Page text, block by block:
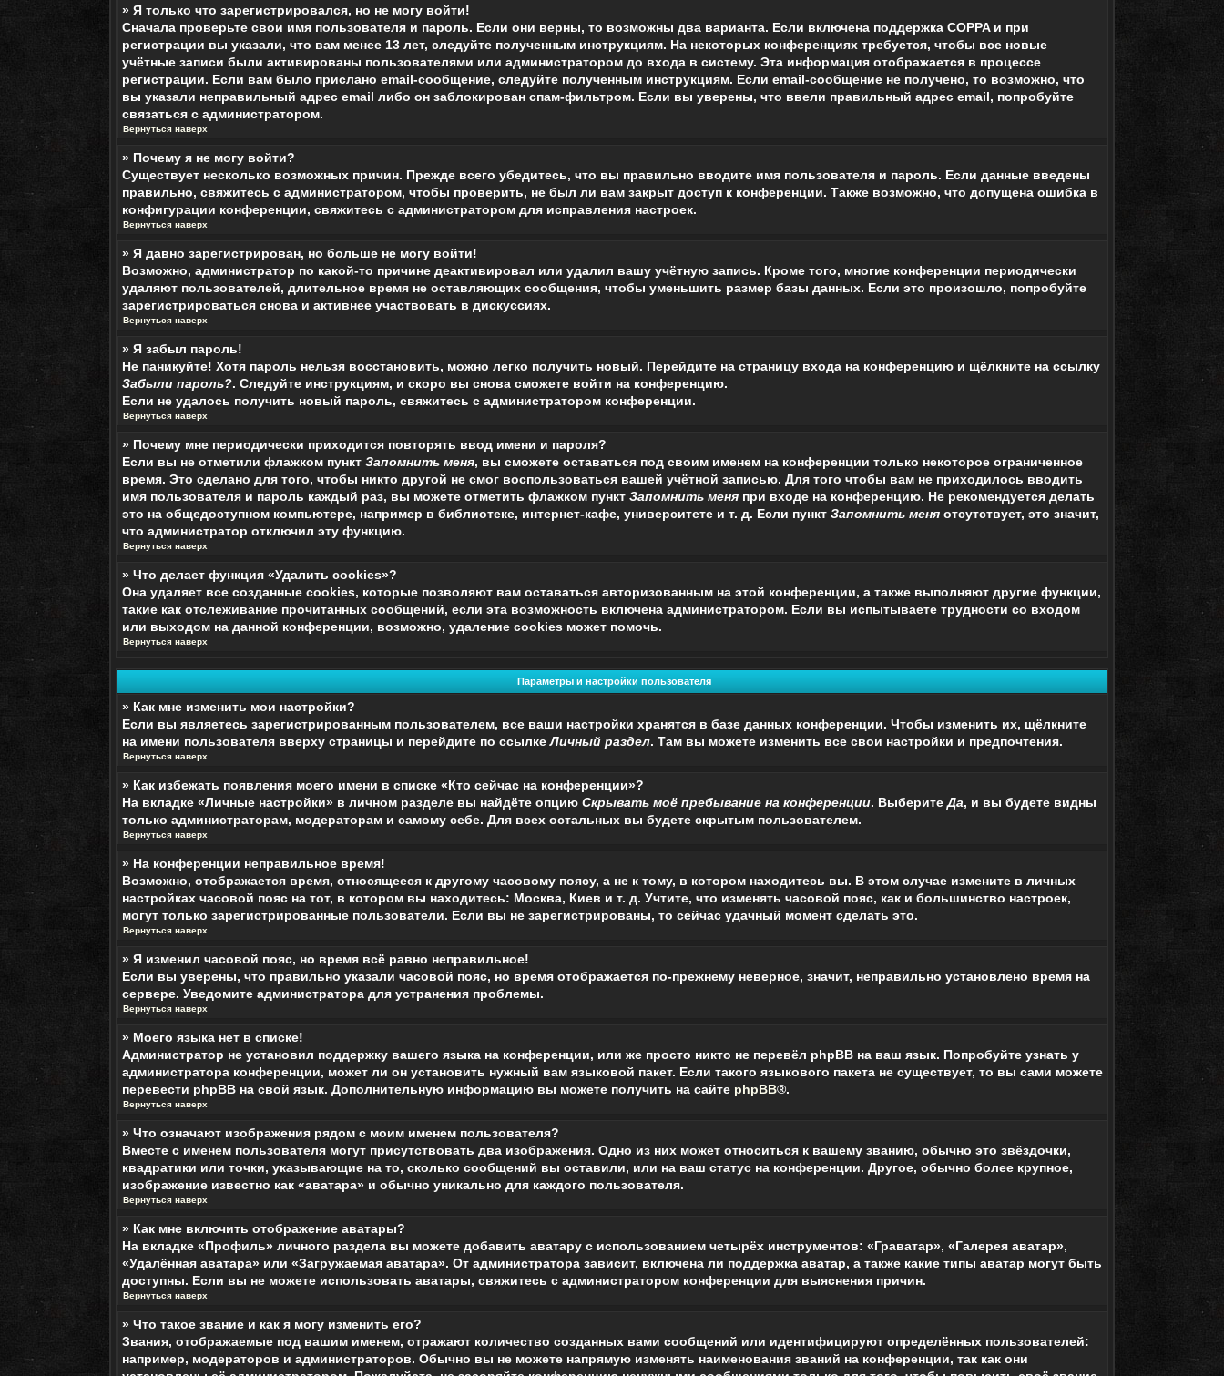
» Я только что зарегистрировался, но не могу войти!
Сначала проверьте свои имя пользователя и пароль. Если они верны, то возможны два варианта. Если включена поддержка COPPA и при
регистрации вы указали, что вам менее 13 лет, следуйте полученным инструкциям. На некоторых конференциях требуется, чтобы все новые
учётные записи были активированы пользователями или администратором до входа в систему. Эта информация отображается в процессе
регистрации. Если вам было прислано email-сообщение, следуйте полученным инструкциям. Если email-сообщение не получено, то возможно, что
вы указали неправильный адрес email либо он заблокирован спам-фильтром. Если вы уверены, что ввели правильный адрес email, попробуйте
связаться с администратором.
Вернуться наверх
» Почему я не могу войти?
Существует несколько возможных причин. Прежде всего убедитесь, что вы правильно вводите имя пользователя и пароль. Если данные введены
правильно, свяжитесь с администратором, чтобы проверить, не был ли вам закрыт доступ к конференции. Также возможно, что допущена ошибка в
конфигурации конференции, свяжитесь с администратором для исправления настроек.
Вернуться наверх
» Я давно зарегистрирован, но больше не могу войти!
Возможно, администратор по какой-то причине деактивировал или удалил вашу учётную запись. Кроме того, многие конференции периодически
удаляют пользователей, длительное время не оставляющих сообщения, чтобы уменьшить размер базы данных. Если это произошло, попробуйте
зарегистрироваться снова и активнее участвовать в дискуссиях.
Вернуться наверх
» Я забыл пароль!
Не паникуйте! Хотя пароль нельзя восстановить, можно легко получить новый. Перейдите на страницу входа на конференцию и щёлкните на ссылку
Забыли пароль?. Следуйте инструкциям, и скоро вы снова сможете войти на конференцию.
Если не удалось получить новый пароль, свяжитесь с администратором конференции.
Вернуться наверх
» Почему мне периодически приходится повторять ввод имени и пароля?
Если вы не отметили флажком пункт Запомнить меня, вы сможете оставаться под своим именем на конференции только некоторое ограниченное
время. Это сделано для того, чтобы никто другой не смог воспользоваться вашей учётной записью. Для того чтобы вам не приходилось вводить
имя пользователя и пароль каждый раз, вы можете отметить флажком пункт Запомнить меня при входе на конференцию. Не рекомендуется делать
это на общедоступном компьютере, например в библиотеке, интернет-кафе, университете и т. д. Если пункт Запомнить меня отсутствует, это значит,
что администратор отключил эту функцию.
Вернуться наверх
» Что делает функция «Удалить cookies»?
Она удаляет все созданные cookies, которые позволяют вам оставаться авторизованным на этой конференции, а также выполняют другие функции,
такие как отслеживание прочитанных сообщений, если эта возможность включена администратором. Если вы испытываете трудности со входом
или выходом на данной конференции, возможно, удаление cookies может помочь.
Вернуться наверх
Параметры и настройки пользователя
» Как мне изменить мои настройки?
Если вы являетесь зарегистрированным пользователем, все ваши настройки хранятся в базе данных конференции. Чтобы изменить их, щёлкните
на имени пользователя вверху страницы и перейдите по ссылкеЛичный раздел. Там вы можете изменить все свои настройки и предпочтения.
Вернуться наверх
» Как избежать появления моего имени в списке «Кто сейчас на конференции»?
На вкладке «Личные настройки» в личном разделе вы найдёте опцию Скрывать моё пребывание на конференции. ВыберитеДа, и вы будете видны
только администраторам, модераторам и самому себе. Для всех остальных вы будете скрытым пользователем.
Вернуться наверх
» На конференции неправильное время!
Возможно, отображается время, относящееся к другому часовому поясу, а не к тому, в котором находитесь вы. В этом случае измените в личных
настройках часовой пояс на тот, в котором вы находитесь: Москва, Киев и т. д. Учтите, что изменять часовой пояс, как и большинство настроек,
могут только зарегистрированные пользователи. Если вы не зарегистрированы, то сейчас удачный момент сделать это.
Вернуться наверх
» Я изменил часовой пояс, но время всё равно неправильное!
Если вы уверены, что правильно указали часовой пояс, но время отображается по-прежнему неверное, значит, неправильно установлено время на
сервере. Уведомите администратора для устранения проблемы.
Вернуться наверх
» Моего языка нет в списке!
Администратор не установил поддержку вашего языка на конференции, или же просто никто не перевёл phpBB на ваш язык. Попробуйте узнать у
администратора конференции, может ли он установить нужный вам языковой пакет. Если такого языкового пакета не существует, то вы сами можете
перевести phpBB на свой язык. Дополнительную информацию вы можете получить на сайте phpBB®.
Вернуться наверх
» Что означают изображения рядом с моим именем пользователя?
Вместе с именем пользователя могут присутствовать два изображения. Одно из них может относиться к вашему званию, обычно это звёздочки,
квадратики или точки, указывающие на то, сколько сообщений вы оставили, или на ваш статус на конференции. Другое, обычно более крупное,
изображение известно как «аватара» и обычно уникально для каждого пользователя.
Вернуться наверх
» Как мне включить отображение аватары?
На вкладке «Профиль» личного раздела вы можете добавить аватару с использованием четырёх инструментов: «Граватар», «Галерея аватар»,
«Удалённая аватара» или «Загружаемая аватара». От администратора зависит, включена ли поддержка аватар, а также какие типы аватар могут быть
доступны. Если вы не можете использовать аватары, свяжитесь с администратором конференции для выяснения причин.
Вернуться наверх
» Что такое звание и как я могу изменить его?
Звания, отображаемые под вашим именем, отражают количество созданных вами сообщений или идентифицируют определённых пользователей:
например, модераторов и администраторов. Обычно вы не можете напрямую изменять наименования званий на конференции, так как они